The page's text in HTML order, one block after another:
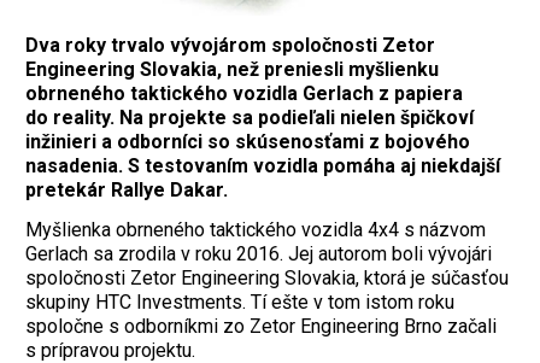
Dva roky trvalo vývojárom spoločnosti Zetor
Engineering Slovakia, než preniesli myšlienku
obrneného taktického vozidla Gerlach z papiera
do reality. Na projekte sa podieľali nielen špičkoví
inžinieri a odborníci so skúsenosťami z bojového
nasadenia. S testovaním vozidla pomáha aj niekdajší
pretekár Rallye Dakar.
Myšlienka obrneného taktického vozidla 4x4 s názvom
Gerlach sa zrodila v roku 2016. Jej autorom boli vývojári
spoločnosti Zetor Engineering Slovakia, ktorá je súčasťou
skupiny HTC Investments. Tí ešte v tom istom roku
spoločne s odborníkmi zo Zetor Engineering Brno začali
s prípravou projektu.